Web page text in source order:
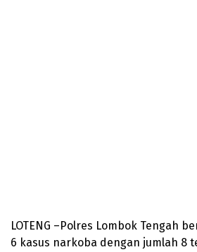
LOTENG –Polres Lombok Tengah
6 kasus narkoba dengan jumlah 8